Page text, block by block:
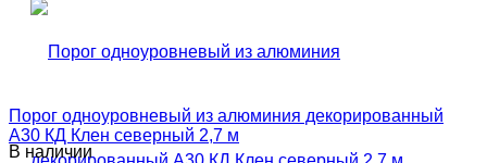
Порог одноуровневый из алюминия декорированный
А30 КД Клен северный 2,7 м
В наличии